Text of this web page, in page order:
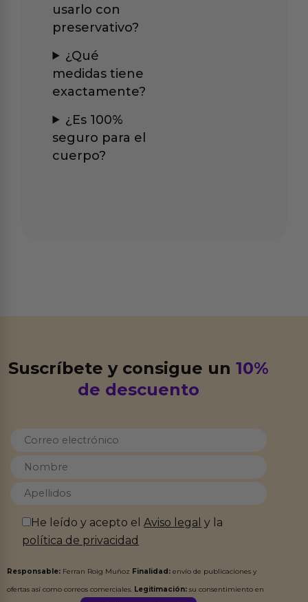
usarlo con
preservativo?
¿Qué
medidas tiene
exactamente?
¿Es 100%
seguro para el
cuerpo?
Suscríbete y consigue un10%
de descuento
He leído y acepto elAviso legal y la
política de privacidad
Responsable: Ferran Roig Muñoz Finalidad: envío de publicaciones y
ofertas así como correos comerciales. Legitimación: su consentimiento en